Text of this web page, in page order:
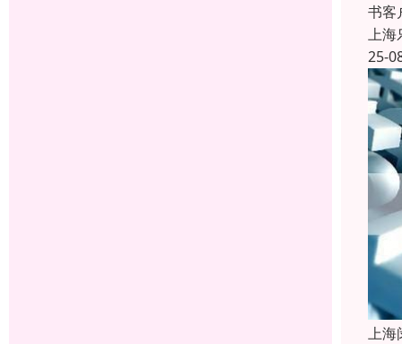
书客
上海
25-
上海